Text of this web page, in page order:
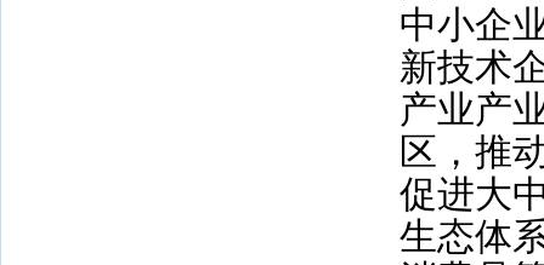
中小企
新技术
产业产
区，推
促进大
生态体